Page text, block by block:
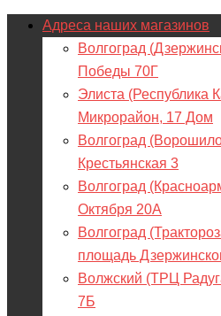
Адреса наших магазинов
Волгоград
Победы 70Г
Элиста (Республика
Микрорайон, 17 Дом
Волгоград
Крестьянская 3
Волгоград
Октября 20А
Волгоград
площадь
Волжский (ТРЦ
7Б